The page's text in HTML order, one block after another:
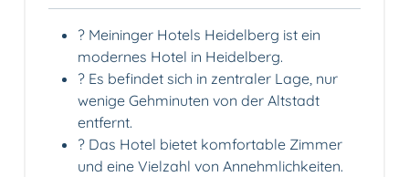
? Meininger Hotels Heidelberg ist ein
modernes Hotel in Heidelberg.
? Es befindet sich in zentraler Lage, nur
wenige Gehminuten von der Altstadt
entfernt.
?️ Das Hotel bietet komfortable Zimmer
und eine Vielzahl von Annehmlichkeiten.